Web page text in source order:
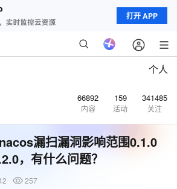
打开 APP
个人
66892
内容
159
活动
341485
关注
漏扫漏洞影响范围0.1.0
，有什么问题？
257